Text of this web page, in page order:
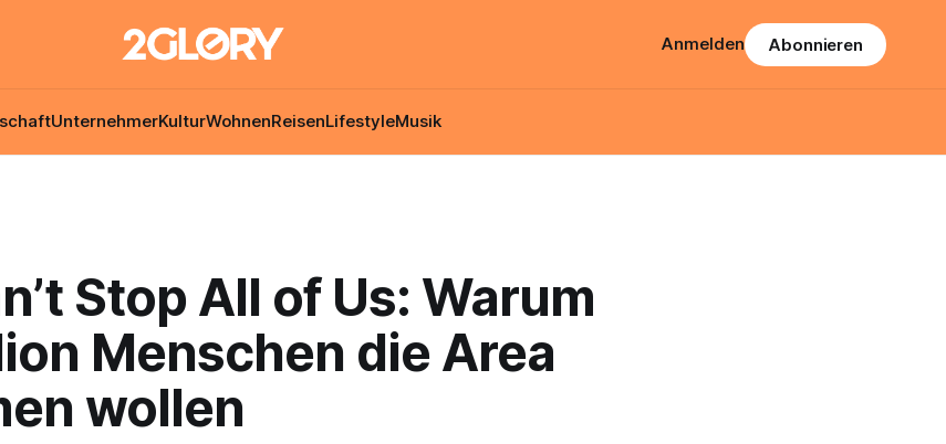
UnternehmerKulturWohnenReisenLifestyleMusik
Anmelden Abonnieren
Stop All of Us: Warum
Menschen die Area
wollen